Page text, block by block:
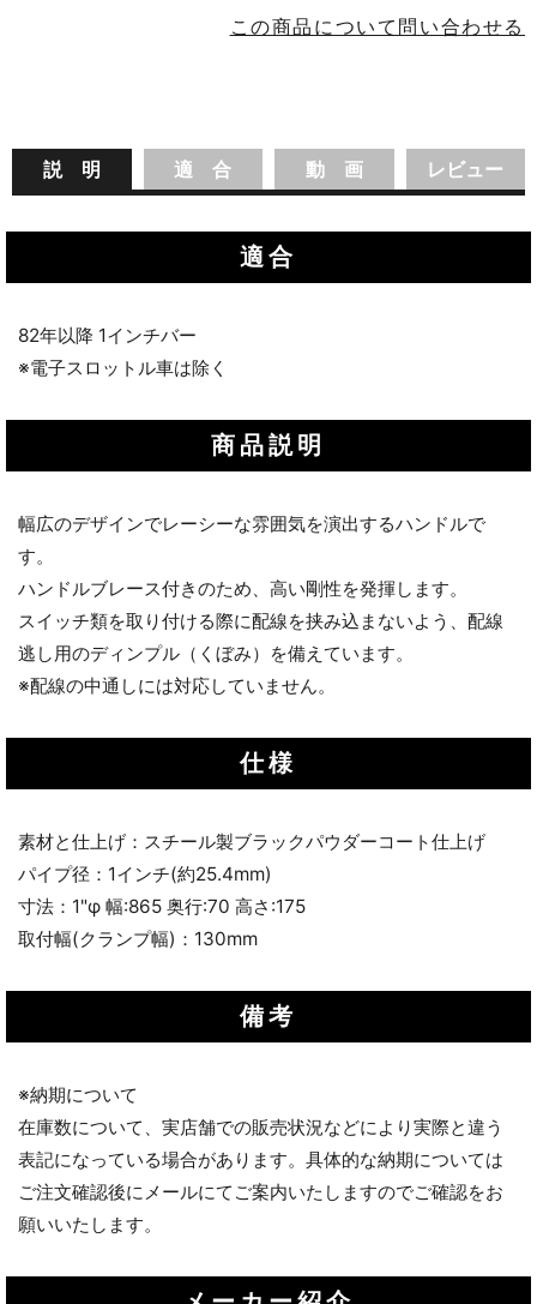
この商品について問い合わせる
説 明 適 合 動 画 レビュー
適合
82年以降 1インチバー
※電子スロットル車は除く
商品説明
幅広のデザインでレーシーな雰囲気を演出するハンドルで
す。
ハンドルブレース付きのため、高い剛性を発揮します。
スイッチ類を取り付ける際に配線を挟み込まないよう、配線
逃し用のディンプル（くぼみ）を備えています。
※配線の中通しには対応していません。
仕様
素材と仕上げ：スチール製ブラックパウダーコート仕上げ
パイプ径：1インチ(約25.4mm)
寸法：1"φ 幅:865 奥行:70 高さ:175
取付幅(クランプ幅)：130mm
備考
※納期について
在庫数について、実店舗での販売状況などにより実際と違う
表記になっている場合があります。具体的な納期については
ご注文確認後にメールにてご案内いたしますのでご確認をお
願いいたします。